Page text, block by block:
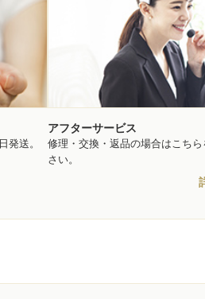
発送。
アフターサービス
修理・交換・返品の場合はこち
さい。